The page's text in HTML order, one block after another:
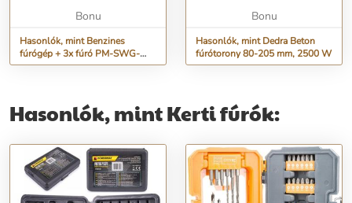
Bonu
Hasonlók, mint Benzines
fúrógép + 3x fúró PM-SWG-
600N-3W 6LE
Bonu
Hasonlók, mint Dedra Beton
fúrótorony 80-205 mm, 2500 W
Hasonlók, mint Kerti fúrók: